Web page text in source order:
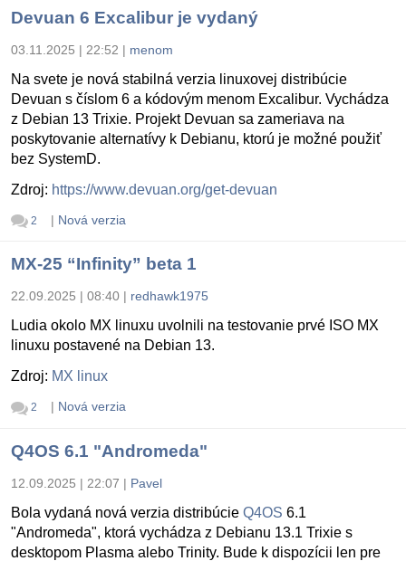
Devuan 6 Excalibur je vydaný
03.11.2025 | 22:52 | menom
Na svete je nová stabilná verzia linuxovej distribúcie
Devuan s číslom 6 a kódovým menom Excalibur. Vychádza
z Debian 13 Trixie. Projekt Devuan sa zameriava na
poskytovanie alternatívy k Debianu, ktorú je možné použiť
bez SystemD.
Zdroj: https://www.devuan.org/get-devuan
2 | Nová verzia
MX-25 “Infinity” beta 1
22.09.2025 | 08:40 | redhawk1975
Ludia okolo MX linuxu uvolnili na testovanie prvé ISO MX
linuxu postavené na Debian 13.
Zdroj: MX linux
2 | Nová verzia
Q4OS 6.1 "Andromeda"
12.09.2025 | 22:07 | Pavel
Bola vydaná nová verzia distribúcie Q4OS 6.1
"Andromeda", ktorá vychádza z Debianu 13.1 Trixie s
desktopom Plasma alebo Trinity. Bude k dispozícii len pre